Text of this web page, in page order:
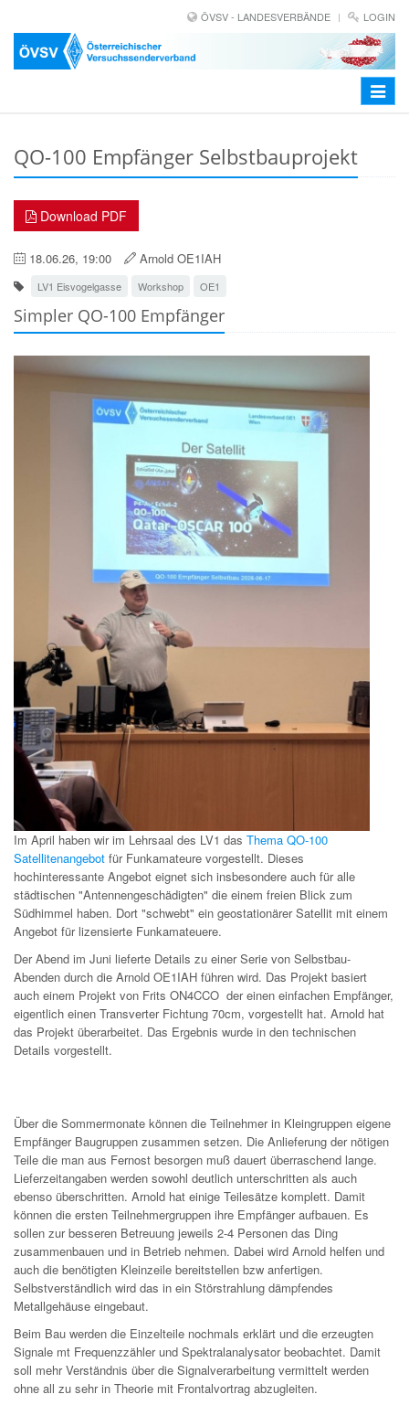
ÖVSV - LANDESVERBÄNDE LOGIN
Toggle
QO-100 Empfänger Selbstbauprojekt
Download PDF
18.06.26, 19:00 Arnold OE1IAH
LV1 Eisvogelgasse Workshop OE1
Simpler QO-100 Empfänger
Im April haben wir im Lehrsaal des LV1 das Thema QO-100
Satellitenangebot für Funkamateure vorgestellt. Dieses
hochinteressante Angebot eignet sich insbesondere auch für alle
städtischen "Antennengeschädigten" die einem freien Blick zum
Südhimmel haben. Dort "schwebt" ein geostationärer Satellit mit einem
Angebot für lizensierte Funkamateuere.
Der Abend im Juni lieferte Details zu einer Serie von Selbstbau-
Abenden durch die Arnold OE1IAH führen wird. Das Projekt basiert
auch einem Projekt von Frits ON4CCO der einen einfachen Empfänger,
eigentlich einen Transverter Fichtung 70cm, vorgestellt hat. Arnold hat
das Projekt überarbeitet. Das Ergebnis wurde in den technischen
Details vorgestellt.
Über die Sommermonate können die Teilnehmer in Kleingruppen eigene
Empfänger Baugruppen zusammen setzen. Die Anlieferung der nötigen
Teile die man aus Fernost besorgen muß dauert überraschend lange.
Lieferzeitangaben werden sowohl deutlich unterschritten als auch
ebenso überschritten. Arnold hat einige Teilesätze komplett. Damit
können die ersten Teilnehmergruppen ihre Empfänger aufbauen. Es
sollen zur besseren Betreuung jeweils 2-4 Personen das Ding
zusammenbauen und in Betrieb nehmen. Dabei wird Arnold helfen und
auch die benötigten Kleinzeile bereitstellen bzw anfertigen.
Selbstverständlich wird das in ein Störstrahlung dämpfendes
Metallgehäuse eingebaut.
Beim Bau werden die Einzelteile nochmals erklärt und die erzeugten
Signale mt Frequenzzähler und Spektralanalysator beobachtet. Damit
soll mehr Verständnis über die Signalverarbeitung vermittelt werden
ohne all zu sehr in Theorie mit Frontalvortrag abzugleiten.